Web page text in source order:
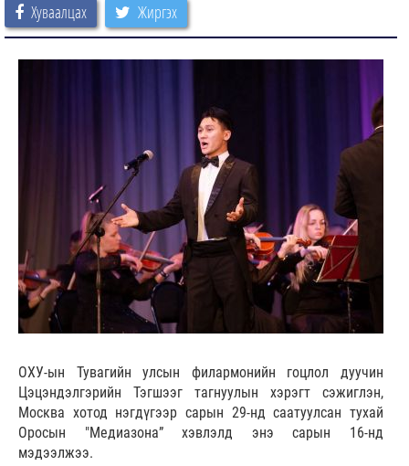
Хуваалцах Жиргэх
ОХУ-ын Тувагийн улсын филармонийн гоцлол дуучин
Цэцэндэлгэрийн Тэгшээг тагнуулын хэрэгт сэжиглэн,
Москва хотод нэгдүгээр сарын 29-нд саатуулсан тухай
Оросын "Медиазона” хэвлэлд энэ сарын 16-нд
мэдээлжээ.